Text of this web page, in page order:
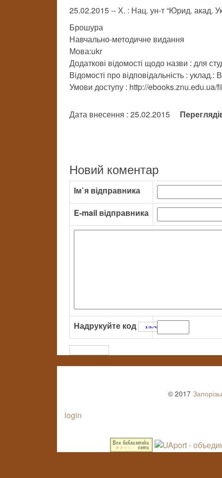
25.02.2015 -- Х. : Нац. ун-т “Юрид. акад.
Брошура
Навчально-методичне видання
Мова:ukr
Додаткові відомості щодо назви : для
Відомості про відповідальність :
Умови доступу : http://
Дата внесення : 25.02.2015
Новий коментар
Ім`я відправника
E-mail відправника
Надрукуйте код
© 2017
login